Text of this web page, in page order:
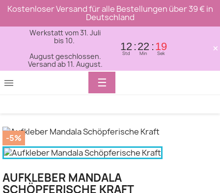
Kostenloser Versand für alle Bestellungen über 39 € in
Deutschland
Werkstatt vom 31. Juli
bis 10.
August geschlossen.
Versand ab 11. August.
12
Std
22
Min
19
Sek ×
 Toggle
navigation
☰
-5%
AUFKLEBER MANDALA
SCHÖPFERISCHE KRAFT